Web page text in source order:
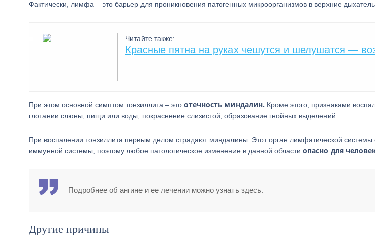
Фактически, лимфа – это барьер для проникновения патогенных микроорганизмов в верхние
Читайте также:
Красные пятна на руках чешутся и шелушатся —
При этом основной симптом тонзиллита – это отечность миндалин. Кроме этого, признаками
глотании слюны, пищи или воды, покраснение слизистой, образование гнойных выделений.
При воспалении тонзиллита первым делом страдают миндалины. Этот орган лимфатической системы
иммунной системы, поэтому любое патологическое изменение в данной области опасно для
Подробнее об ангине и ее лечении можно узнать здесь.
Другие причины